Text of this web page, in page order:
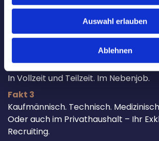
Auswahl erlauben
Ablehnen
Keine Zeitarbeit. Keine
Vermittlung ist für Bewerber
kostenfrei.
In Vollzeit und Teilzeit. Im Nebenjob.
Fakt 3
Kaufmännisch. Technisch.
Oder auch im Privathaushalt – Ihr
Recruiting.